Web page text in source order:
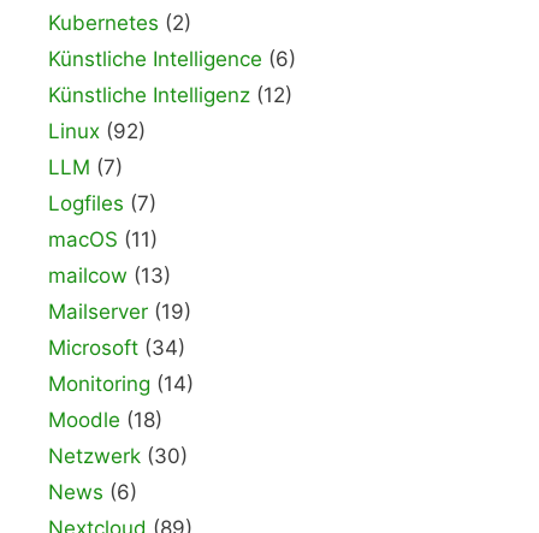
Kubernetes (2)
Künstliche Intelligence (6)
Künstliche Intelligenz (12)
Linux (92)
LLM (7)
Logfiles (7)
macOS (11)
mailcow (13)
Mailserver (19)
Microsoft (34)
Monitoring (14)
Moodle (18)
Netzwerk (30)
News (6)
Nextcloud (89)